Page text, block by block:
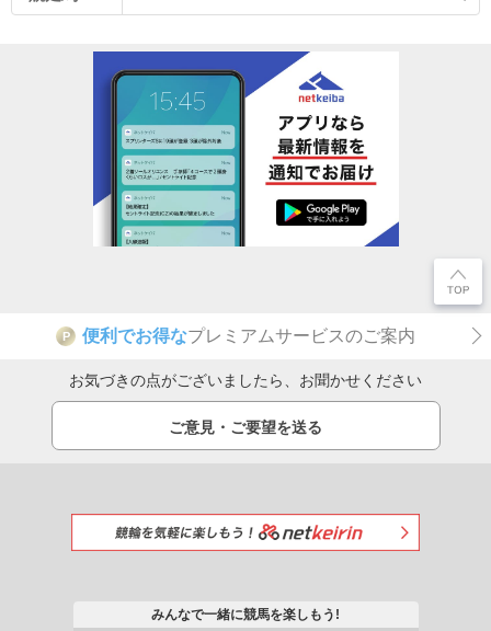
P 便利でお得なプレミアムサービスのご案内
お気づきの点がございましたら、お聞かせください
ご意見・ご要望を送る
みんなで一緒に競馬を楽しもう!